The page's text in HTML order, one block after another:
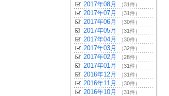
2017年08月 （31件）
2017年07月 （31件）
2017年06月 （30件）
2017年05月 （31件）
2017年04月 （30件）
2017年03月 （32件）
2017年02月 （28件）
2017年01月 （31件）
2016年12月 （31件）
2016年11月 （30件）
2016年10月 （31件）